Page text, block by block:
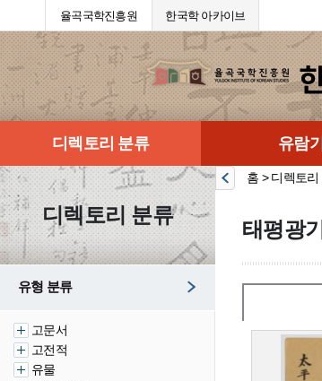
율곡국학진흥원 한국학 아카이브
디렉토리 분류 유람기
디렉토리 분류
유형 분류
고문서
고전적
유물
홈 > 디렉토
태평광